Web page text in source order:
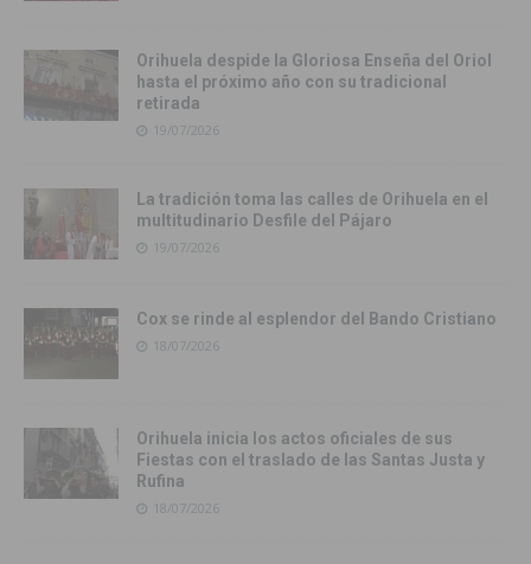
Orihuela despide la Gloriosa Enseña del Oriol
hasta el próximo año con su tradicional
retirada
19/07/2026
La tradición toma las calles de Orihuela en el
multitudinario Desfile del Pájaro
19/07/2026
Cox se rinde al esplendor del Bando Cristiano
18/07/2026
Orihuela inicia los actos oficiales de sus
Fiestas con el traslado de las Santas Justa y
Rufina
18/07/2026